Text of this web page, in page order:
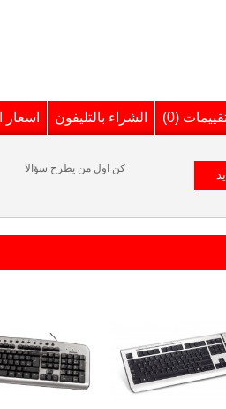
(0) الشراء بالتليفون
كن اول من يطرح سؤالا